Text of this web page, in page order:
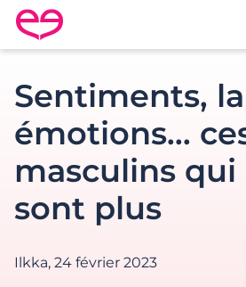
Rencontre en France avec Meetic
Sentiments,
émotions...
masculins qui
sont plus
Ilkka, 24 février 2023